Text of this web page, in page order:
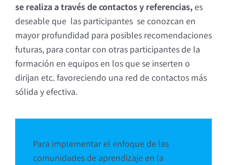
se realiza a través de contactos y referencias,es
deseable que las participantes se conozcan en
mayor profundidad para posibles recomendaciones
futuras, para contar con otras participantes de la
formación en equipos en los que se inserten o
dirijan etc. favoreciendo una red de contactos más
sólida y efectiva.
Para implementar el enfoque de las
comunidades de aprendizaje en la